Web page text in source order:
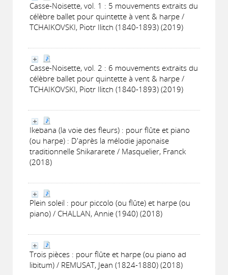
Casse-Noisette, vol. 1 : 5 mouvements extraits du
célèbre ballet pour quintette à vent & harpe /
TCHAIKOVSKI, Piotr Ilitch (1840-1893) (2019)
Casse-Noisette, vol. 2 : 6 mouvements extraits du
célèbre ballet pour quintette à vent & harpe /
TCHAIKOVSKI, Piotr Ilitch (1840-1893) (2019)
Ikebana (la voie des fleurs) : pour flûte et piano
(ou harpe) : D'après la mélodie japonaise
traditionnelle Shikararete / Masquelier, Franck
(2018)
Plein soleil : pour piccolo (ou flûte) et harpe (ou
piano) / CHALLAN, Annie (1940) (2018)
Trois pièces : pour flûte et harpe (ou piano ad
libitum) / REMUSAT, Jean (1824-1880) (2018)